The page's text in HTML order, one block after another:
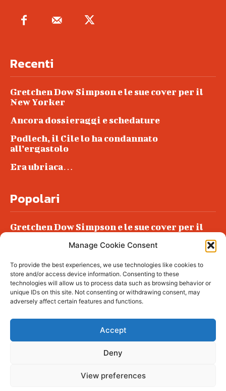
Manage Cookie Consent
To provide the best experiences, we use technologies like cookies to
store and/or access device information. Consenting to these
technologies will allow us to process data such as browsing behavior or
unique IDs on this site. Not consenting or withdrawing consent, may
adversely affect certain features and functions.
Accept
Deny
View preferences
Recenti
Gretchen Dow Simpson e le sue cover per il
New Yorker
Ancora dossieraggi e schedature
Podlech, il Cile lo ha condannato
all’ergastolo
Era ubriaca…
Popolari
Gretchen Dow Simpson e le sue cover per il
Podlech, il Cile lo ha condannato
all’ergastolo
Era ubriaca…
© tagDiv - All rights reserved. Made with
complete News Portal about living, lifestyle,
fashion and wellness. Take your time and